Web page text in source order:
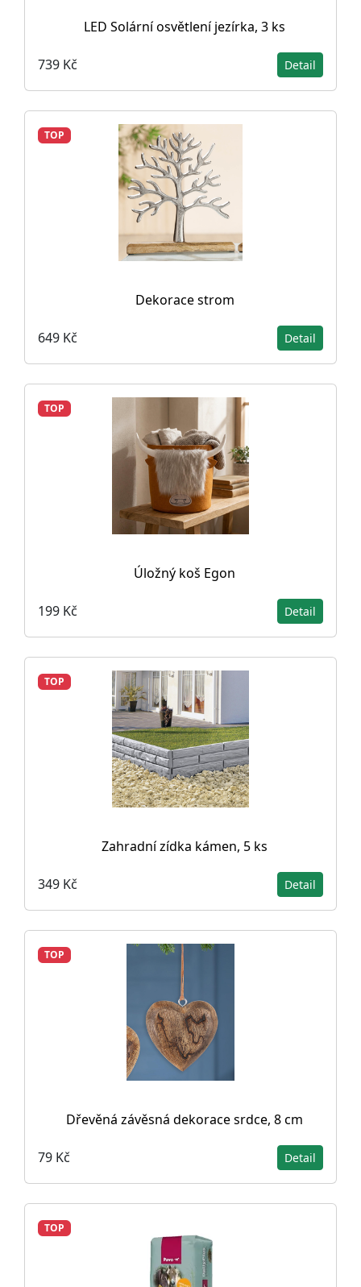
LED Solární osvětlení jezírka, 3 ks
739 Kč Detail
TOP
Dekorace strom
649 Kč Detail
TOP
Úložný koš Egon
199 Kč Detail
TOP
Zahradní zídka kámen, 5 ks
349 Kč Detail
TOP
Dřevěná závěsná dekorace srdce, 8 cm
79 Kč Detail
TOP